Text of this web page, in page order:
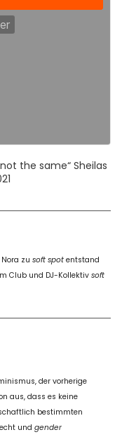
the same“ Sheilas
Nora zusoft spot entstand
Club und DJ-Kollektivsoft
der vorherige
aus, dass es keine
bestimmten
undgender